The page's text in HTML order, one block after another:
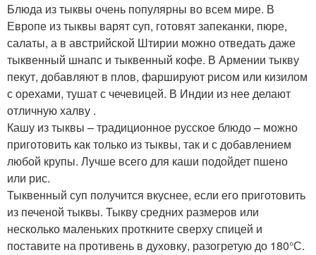
Блюда из тыквы очень популярны во всем мире. В
Европе из тыквы варят суп, готовят запеканки, пюре,
салаты, а в австрийской Штирии можно отведать даже
тыквенный шнапс и тыквенный кофе. В Армении тыкву
пекут, добавляют в плов, фаршируют рисом или кизилом
с орехами, тушат с чечевицей. В Индии из нее делают
отличную халву .
Кашу из тыквы – традиционное русское блюдо – можно
приготовить как только из тыквы, так и с добавлением
любой крупы. Лучше всего для каши подойдет пшено
или рис.
Тыквенный суп получится вкуснее, если его приготовить
из печеной тыквы. Тыкву средних размеров или
несколько маленьких проткните сверху спицей и
поставите на противень в духовку, разогретую до 180°С.